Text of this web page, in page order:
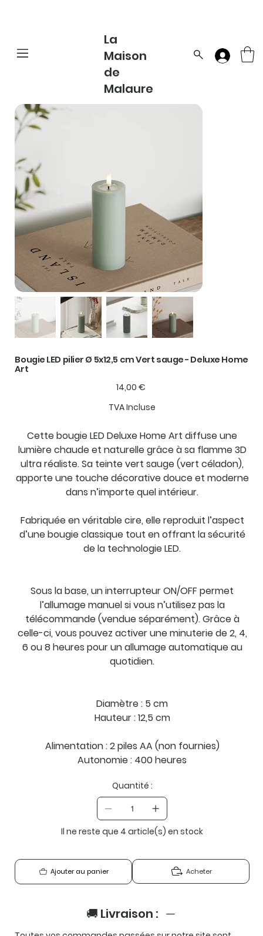
La
Maison
de
Malaure
Bougie LED pilier Ø 5x12,5 cm Vert sauge - Deluxe Home
Art
Prix
14,00 €
TVA Incluse
Cette bougie LED Deluxe Home Art diffuse une
lumière chaude et naturelle grâce à sa flamme 3D
ultra réaliste. Sa teinte vert sauge (vert céladon),
apporte une touche décorative douce et moderne
dans n’importe quel intérieur.
Fabriquée en véritable cire, elle reproduit l’aspect
d’une bougie classique tout en offrant la sécurité
de la technologie LED.
Sous la base, un interrupteur ON/OFF permet
l’allumage manuel si vous n’utilisez pas la
télécommande (vendue séparément). Grâce à
celle-ci, vous pouvez activer une minuterie de 2, 4,
6 ou 8 heures pour un allumage automatique au
quotidien.
Diamètre : 5 cm
Hauteur : 12,5 cm
Alimentation : 2 piles AA (non fournies)
Autonomie : 400 heures
Quantité :
Il ne reste que 4 article(s) en stock
Ajouter au panier Acheter
🚚 Livraison :